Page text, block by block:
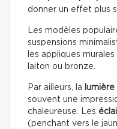
donner un effet plus
Les modèles
suspensions
les appliques
laiton ou bronze.
Par ailleurs, la
souvent une
chaleureuse. Les
(penchant vers le